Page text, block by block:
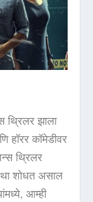
थ्रिलर झाला
हॉरर कॉमेडीवर
थ्रिलर
शोधत असाल
आम्ही